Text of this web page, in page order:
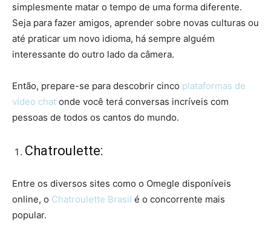
simplesmente matar o tempo de uma forma diferente.
Seja para fazer amigos, aprender sobre novas culturas ou
até praticar um novo idioma, há sempre alguém
interessante do outro lado da câmera.
Então, prepare-se para descobrir cinco plataformas de
vídeo chat onde você terá conversas incríveis com
pessoas de todos os cantos do mundo.
Chatroulette:
Entre os diversos sites como o Omegle disponíveis
online, o Chatroulette Brasil é o concorrente mais
popular.